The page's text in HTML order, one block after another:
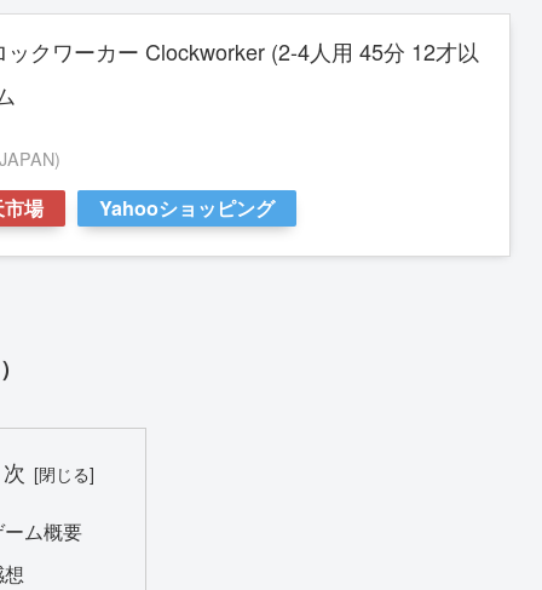
クワーカー Clockworker (2-4人用 45分 12才以
場 Yahooショッピング
ム概要